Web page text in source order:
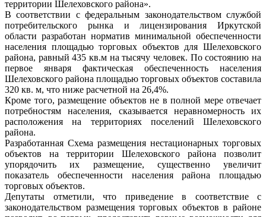
территории Шелеховского района».
В соответствии с федеральным законодательством службой
потребительского рынка и лицензирования Иркутской
области разработан норматив минимальной обеспеченности
населения площадью торговых объектов для Шелеховского
района, равный 435 кв.м на тысячу человек. По состоянию на
первое января фактическая обеспеченность населения
Шелеховского района площадью торговых объектов составила
320 кв. м, что ниже расчетной на 26,4%.
Кроме того, размещение объектов не в полной мере отвечает
потребностям населения, сказывается неравномерность их
расположения на территориях поселений Шелеховского
района.
Разработанная Схема размещения нестационарных торговых
объектов на территории Шелеховского района позволит
упорядочить их размещение, существенно увеличит
показатель обеспеченности населения района площадью
торговых объектов.
Депутаты отметили, что приведение в соответствие с
законодательством размещения торговых объектов в районе